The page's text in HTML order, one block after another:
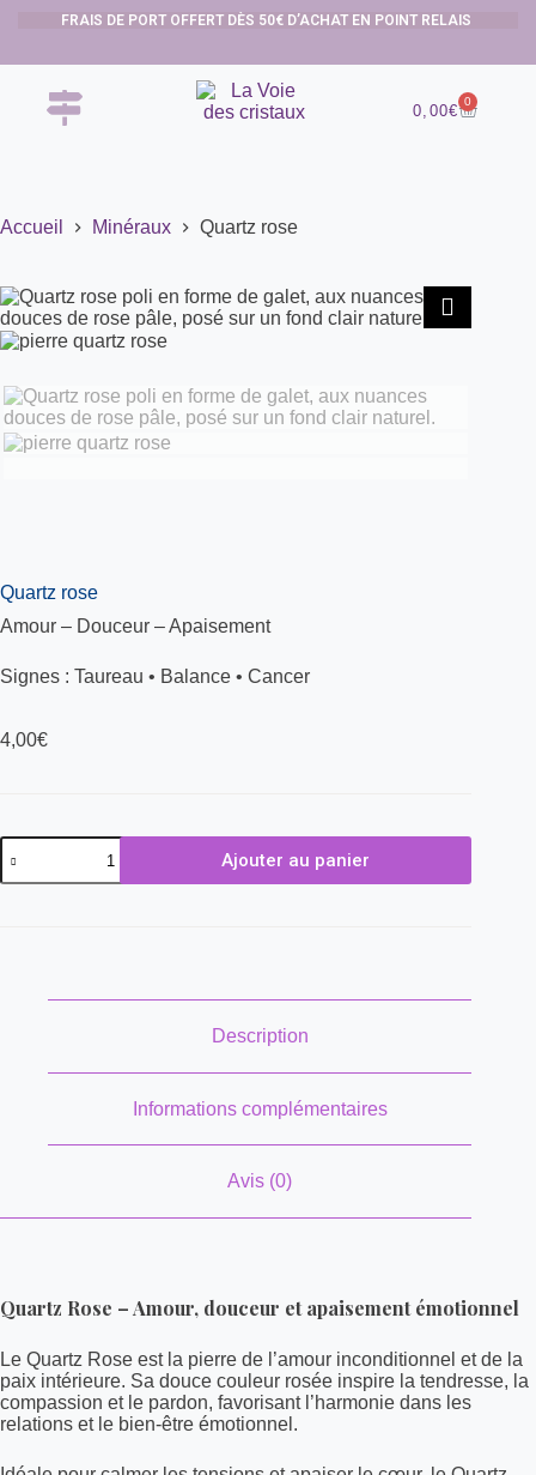
FRAIS DE PORT OFFERT DÈS 50€ D’ACHAT EN POINT RELAIS
0,00€ 0
Accueil Minéraux Quartz rose
Quartz rose
Amour – Douceur – Apaisement
Signes : Taureau • Balance • Cancer
4,00€
Ajouter au panier
Description
Informations complémentaires
Avis (0)
Quartz Rose – Amour, douceur et apaisement émotionnel
Le Quartz Rose est la pierre de l’amour inconditionnel et de la
paix intérieure. Sa douce couleur rosée inspire la tendresse, la
compassion et le pardon, favorisant l’harmonie dans les
relations et le bien-être émotionnel.